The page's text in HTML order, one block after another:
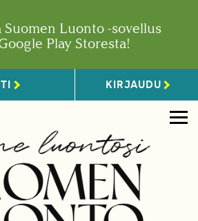
Suomen Luonto -sovellus
Play Storesta!
KIRJAUDU